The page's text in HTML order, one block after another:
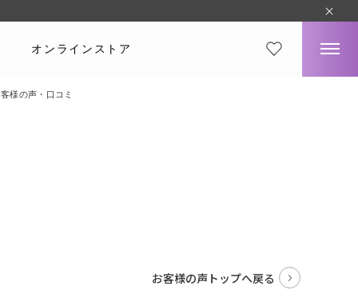
オンラインストア
様の声・口コミ
お客様の声トップへ戻る